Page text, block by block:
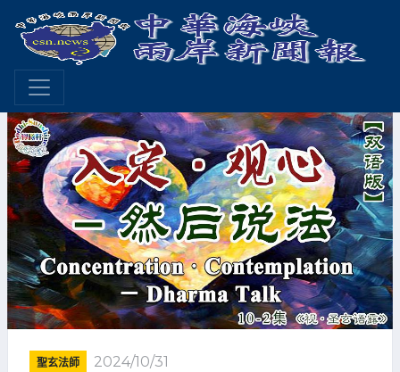
聖玄法師 2024/10/31